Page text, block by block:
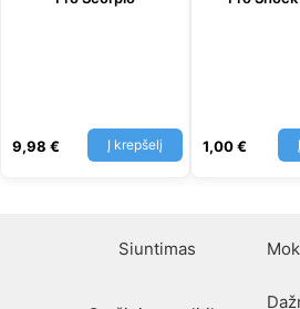
9,98 € Į krepšelį 1,00€
Siuntimas